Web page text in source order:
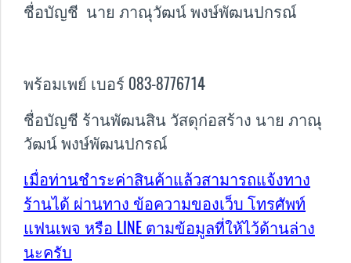
ชื่อบัญชี นาย ภาณุวัฒน์ พงษ์พัฒนปกรณ์
พร้อมเพย์ เบอร์ 083-8776714
ชื่อบัญชี ร้านพัฒนสิน วัสดุก่อสร้าง นาย ภาณุ
วัฒน์ พงษ์พัฒนปกรณ์
เมื่อท่านชำระค่าสินค้าแล้วสามารถแจ้งทาง
ร้านได้ ผ่านทาง ข้อความของเว็บ โทรศัพท์
แฟนเพจ หรือ LINE ตามข้อมูลที่ให้ไว้ด้านล่าง
นะครับ